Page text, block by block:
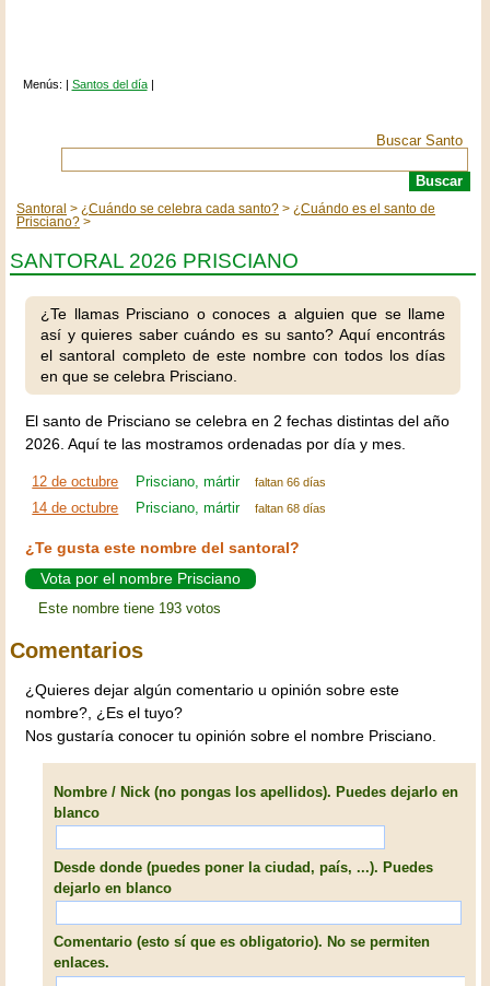
Menús: | Santos del día|
Buscar Santo
Santoral ¿Cuándo se celebra cada santo?
¿Cuándo es el santo de
Prisciano?
SANTORAL 2026 PRISCIANO
¿Te llamas Prisciano o conoces a alguien que se llame
así y quieres saber cuándo es su santo? Aquí encontrás
el santoral completo de este nombre con todos los días
en que se celebra Prisciano.
El santo de Prisciano se celebra en 2 fechas distintas del año
2026. Aquí te las mostramos ordenadas por día y mes.
12 de octubre Prisciano, mártir faltan 66 días
14 de octubre Prisciano, mártir faltan 68 días
¿Te gusta este nombre del santoral?
Vota por el nombre Prisciano
Este nombre tiene 193 votos
Comentarios
¿Quieres dejar algún comentario u opinión sobre este
nombre?, ¿Es el tuyo?
Nos gustaría conocer tu opinión sobre el nombre Prisciano.
Nombre / Nick (no pongas los apellidos). Puedes dejarlo en
blanco
Desde donde (puedes poner la ciudad, país, ...). Puedes
dejarlo en blanco
Comentario (esto sí que es obligatorio). No se permiten
enlaces.